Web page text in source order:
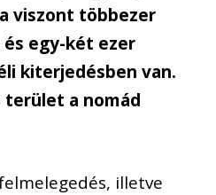
viszont többezer
egy-két ezer
kiterjedésben van.
terület a nomád
illetve